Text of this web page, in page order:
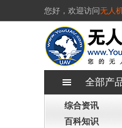
您好， 欢迎访问无人
全部产
综合资讯
百科知识